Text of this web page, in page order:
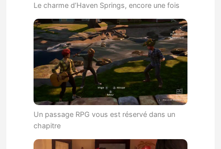
Le charme d’Haven Springs, encore une fois
Un passage RPG vous est réservé dans un
chapitre